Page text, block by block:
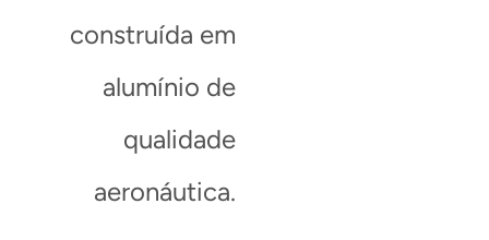
construída em
alumínio de
qualidade
aeronáutica.